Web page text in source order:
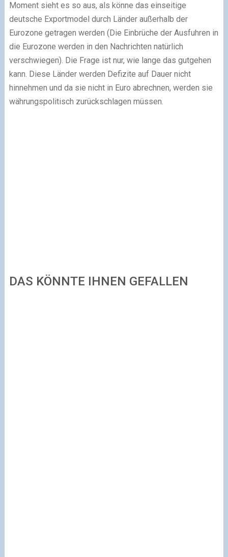
Moment sieht es so aus, als könne das einseitige
deutsche Exportmodel durch Länder außerhalb der
Eurozone getragen werden (Die Einbrüche der Ausfuhren in
die Eurozone werden in den Nachrichten natürlich
verschwiegen). Die Frage ist nur, wie lange das gutgehen
kann. Diese Länder werden Defizite auf Dauer nicht
hinnehmen und da sie nicht in Euro abrechnen, werden sie
währungspolitisch zurückschlagen müssen.
DAS KÖNNTE IHNEN GEFALLEN